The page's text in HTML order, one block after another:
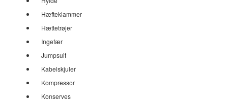
Hæfteklammer
Hættetrøjer
Ingefær
Jumpsuit
Kabelskjuler
Kompressor
Konserves